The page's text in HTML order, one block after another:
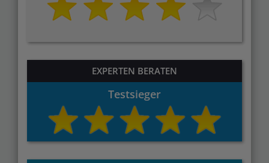
EXPERTEN BERATEN
Testsieger